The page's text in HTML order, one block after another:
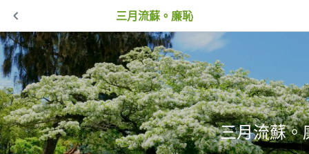
三月流蘇。廉恥
三月流蘇。